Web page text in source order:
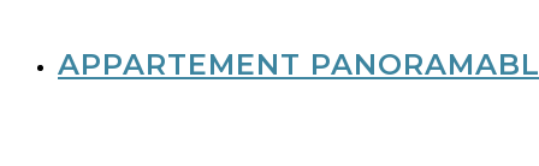
APPARTEMENT